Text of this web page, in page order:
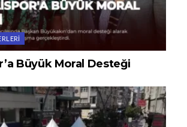
Büyük Moral Desteği